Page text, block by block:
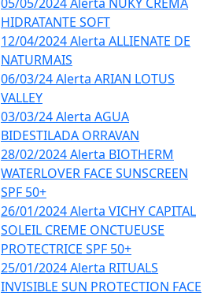
HIDRATANTE SOFT
12/04/2024 Alerta ALLIENATE DE
NATURMAIS
06/03/24 Alerta ARIAN LOTUS
VALLEY
03/03/24 Alerta AGUA
BIDESTILADA ORRAVAN
28/02/2024 Alerta BIOTHERM
WATERLOVER FACE SUNSCREEN
SPF 50+
26/01/2024 Alerta VICHY CAPITAL
SOLEIL CREME ONCTUEUSE
PROTECTRICE SPF 50+
25/01/2024 Alerta RITUALS
INVISIBLE SUN PROTECTION FACE